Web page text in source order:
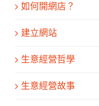
如何開網店？
建立網站
生意經營哲學
生意經營故事